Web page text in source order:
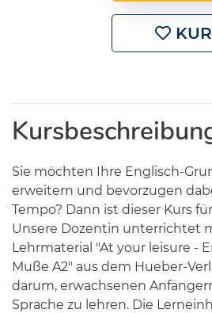
Sie möchten Ihre Englisch-
erweitern und bevorzugen
Tempo? Dann ist dieser Kurs
Unsere Dozentin unterrichtet
Lehrmaterial "At your leisure -
Muße A2" aus dem Hueber-
darum, erwachsenen
Sprache zu lehren. Die